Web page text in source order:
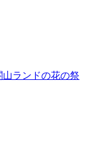
山ランドの花の祭